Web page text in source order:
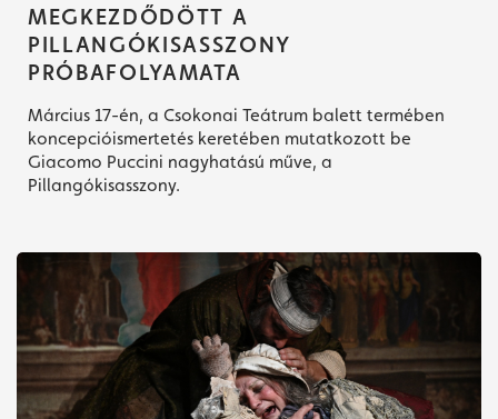
MEGKEZDŐDÖTT A
PILLANGÓKISASSZONY
PRÓBAFOLYAMATA
Március 17-én, a Csokonai Teátrum balett termében
koncepcióismertetés keretében mutatkozott be
Giacomo Puccini nagyhatású műve, a
Pillangókisasszony.